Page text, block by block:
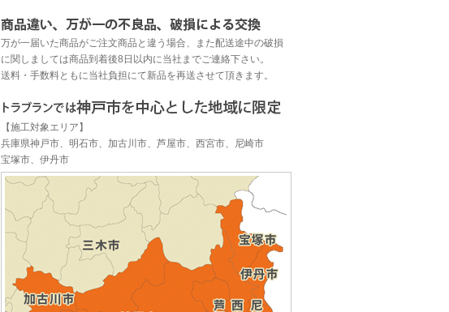
万が一届いた商品がご注文商品と違う場合、また配送途中の破損
に関しましては商品到着後8日以内に当社までご連絡下さい。
送料・手数料ともに当社負担にて新品を再送させて頂きます。
【施工対象エリア】
兵庫県神戸市、明石市、加古川市、芦屋市、西宮市、尼崎市
宝塚市、伊丹市